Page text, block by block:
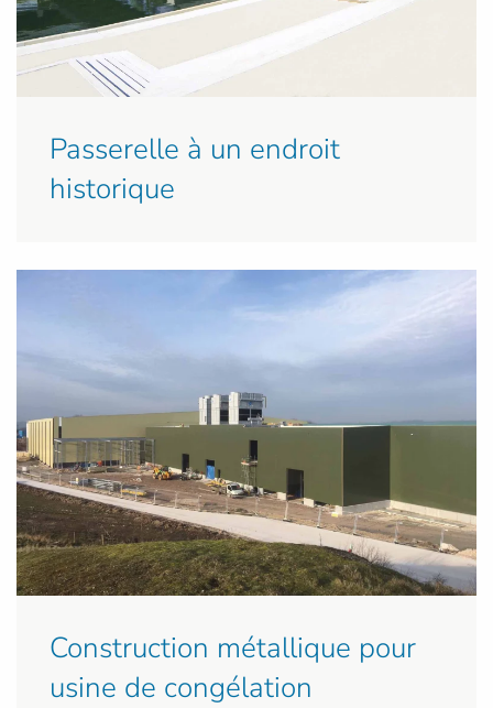
Passerelle à un endroit
historique
Construction métallique pour
usine de congélation